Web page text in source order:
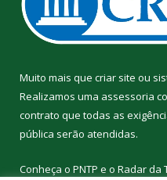
Muito mais que criar site ou
Realizamos uma assessoria
contrato que todas as
pública serão atendidas.
Conheça o PNTP e o Radar da